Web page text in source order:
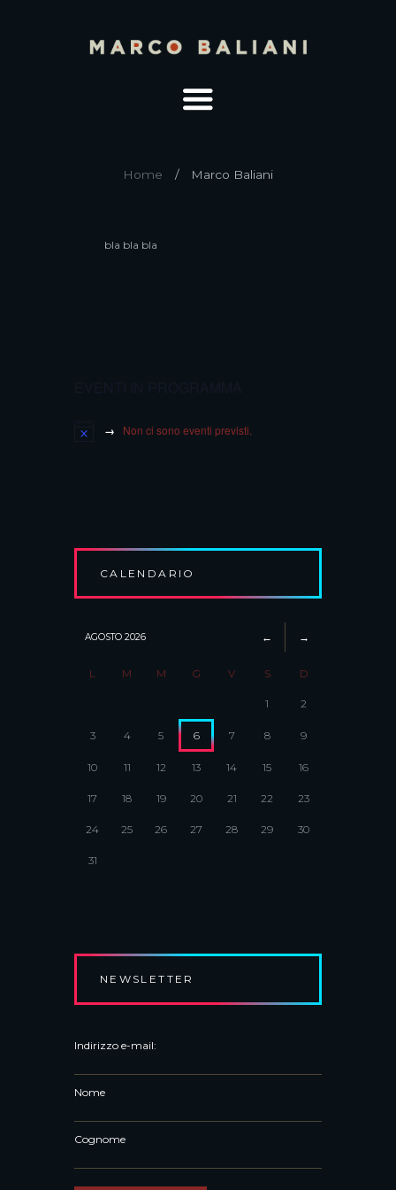
Home Marco Baliani
bla bla bla
Non ci sono eventi previsti.
CALENDARIO
AGOSTO 2026
L M M G V S D
1 2
3 4 5 6 7 8 9
10 11 12 13 14 15 16
17 18 19 20 21 22 23
24 25 26 27 28 29 30
31
NEWSLETTER
Indirizzo e-mail:
Nome
Cognome